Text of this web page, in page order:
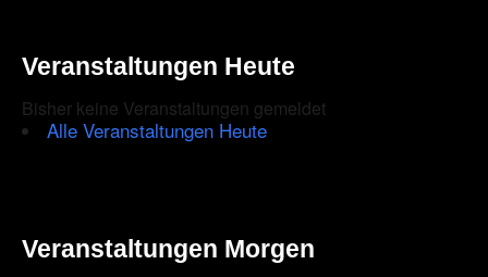
the
to
are
Veranstaltungen Heute
Bisher keine Veranstaltungen gemeldet
Alle Veranstaltungen Heute
Veranstaltungen Morgen